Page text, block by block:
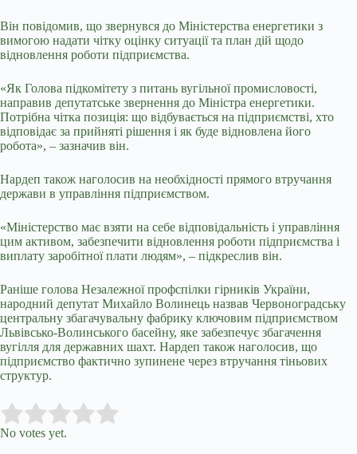
Він повідомив, що звернувся до Міністерства енергетики з
вимогою надати чітку оцінку ситуації та план дій щодо
відновлення роботи підприємства.
«Як Голова підкомітету з питань вугільної промисловості,
направив депутатське звернення до Міністра енергетики.
Потрібна чітка позиція: що відбувається на підприємстві, хто
відповідає за прийняті рішення і як буде відновлена його
робота», – зазначив він.
Нардеп також наголосив на необхідності прямого втручання
держави в управління підприємством.
«Міністерство має взяти на себе відповідальність і управління
цим активом, забезпечити відновлення роботи підприємства і
виплату заробітної плати людям», – підкреслив він.
Раніше голова Незалежної профспілки гірників України,
народний депутат Михайло Волинець назвав Червоноградську
центральну збагачувальну фабрику ключовим підприємством
Львівсько-Волинського басейну, яке забезпечує збагачення
вугілля для державних шахт. Нардеп також наголосив, що
підприємство фактично зупинене через втручання тіньових
структур.
Rate this item:
No votes yet.